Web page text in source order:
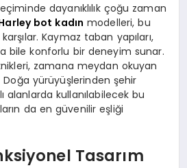
dayanıklılık çoğu zaman
bot kadın modelleri, bu
Kaymaz taban yapıları,
bile konforlu bir deneyim sunar.
zamana meydan okuyan
Doğa yürüyüşlerinden şehir
alanlarda kullanılabilecek bu
da en güvenilir eşliği
Tasarım